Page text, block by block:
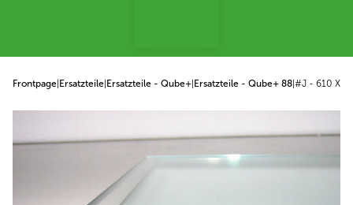
Frontpage Ersatzteile Ersatzteile - Qube+ Ersatzteile - Qube+ 88 #J - 610 X